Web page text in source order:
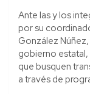
Ante las y los
por su
González
gobierno estatal,
que busquen
a través de